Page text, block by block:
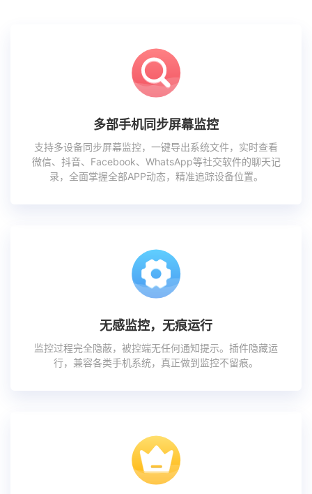
多部手机同步屏幕监控
支持多设备同步屏幕监控，一键导出系统文件，实时查看
微信、抖音、Facebook、WhatsApp等社交软件的聊天记
录，全面掌握全部APP动态，精准追踪设备位置。
无感监控，无痕运行
监控过程完全隐蔽，被控端无任何通知提示。插件隐藏运
行，兼容各类手机系统，真正做到监控不留痕。